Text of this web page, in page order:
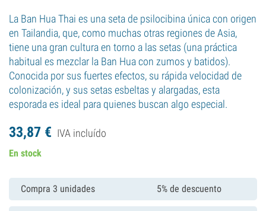
La Ban Hua Thai es una seta de psilocibina única con origen
en Tailandia, que, como muchas otras regiones de Asia,
tiene una gran cultura en torno a las setas (una práctica
habitual es mezclar la Ban Hua con zumos y batidos).
Conocida por sus fuertes efectos, su rápida velocidad de
colonización, y sus setas esbeltas y alargadas, esta
esporada es ideal para quienes buscan algo especial.
33,87 € IVA incluído
En stock
Compra 3 unidades 5% de descuento